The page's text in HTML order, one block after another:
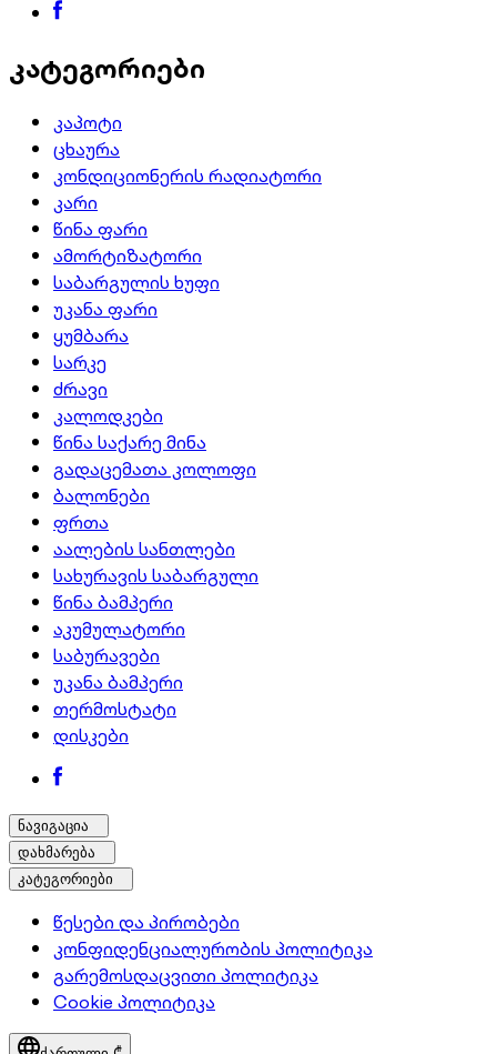
კატეგორიები
კაპოტი
ცხაურა
კონდიციონერის რადიატორი
კარი
წინა ფარი
ამორტიზატორი
საბარგულის ხუფი
უკანა ფარი
ყუმბარა
სარკე
ძრავი
კალოდკები
წინა საქარე მინა
გადაცემათა კოლოფი
ბალონები
ფრთა
აალების სანთლები
სახურავის საბარგული
წინა ბამპერი
აკუმულატორი
საბურავები
უკანა ბამპერი
თერმოსტატი
დისკები
ნავიგაცია
დახმარება
კატეგორიები
წესები და პირობები
კონფიდენციალურობის პოლიტიკა
გარემოსდაცვითი პოლიტიკა
Cookie პოლიტიკა